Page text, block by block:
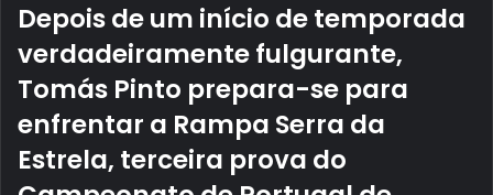
Depois de um início de temporada
verdadeiramente fulgurante,
Tomás Pinto prepara-se para
enfrentar a Rampa Serra da
Estrela, terceira prova do